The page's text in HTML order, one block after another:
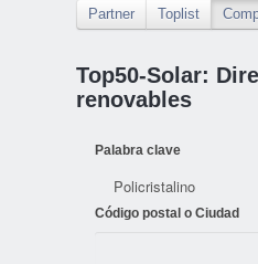
Partner Toplist
Top50-Solar:
renovables
Palabra clave
Código postal o Ciudad